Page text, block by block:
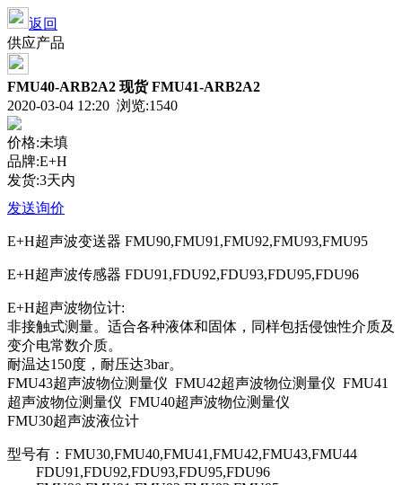
返回
供应产品
FMU40-ARB2A2 现货 FMU41-ARB2A2
2020-03-04 12:20 浏览:1540
价格:未填
品牌:E+H
发货:3天内
发送询价
E+H超声波变送器 FMU90,FMU91,FMU92,FMU93,FMU95
E+H超声波传感器 FDU91,FDU92,FDU93,FDU95,FDU96
E+H超声波物位计:
非接触式测量。适合各种液体和固体，同样包括侵蚀性介质及
变介电常数介质。
耐温达150度，耐压达3bar。
FMU43超声波物位测量仪 FMU42超声波物位测量仪 FMU41
超声波物位测量仪 FMU40超声波物位测量仪
FMU30超声波液位计
型号有：FMU30,FMU40,FMU41,FMU42,FMU43,FMU44
FDU91,FDU92,FDU93,FDU95,FDU96